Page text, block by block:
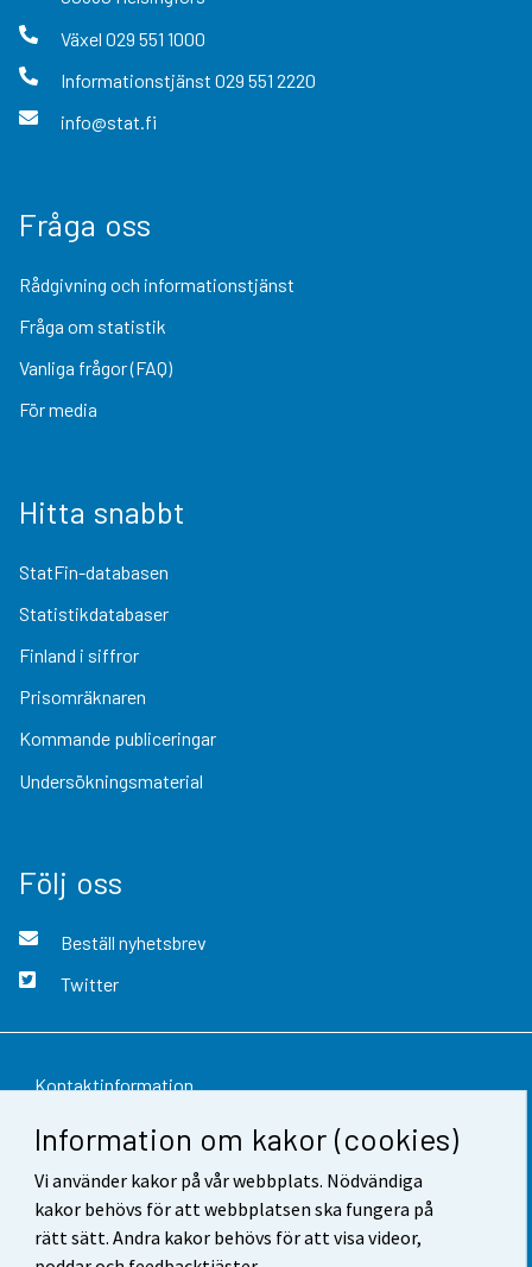
Information om kakor (cookies)
Vi använder kakor på vår webbplats. Nödvändiga
kakor behövs för att webbplatsen ska fungera på
rätt sätt. Andra kakor behövs för att visa videor,
Växel 029 551 1000
Informationstjänst 029 551 2220
info@stat.fi
Fråga oss
Rådgivning och informationstjänst
Fråga om statistik
Vanliga frågor (FAQ)
För media
Hitta snabbt
StatFin-databasen
Statistikdatabaser
Finland i siffror
Prisomräknaren
Kommande publiceringar
Undersökningsmaterial
Följ oss
Beställ nyhetsbrev
Twitter
Kontaktinformation
Respons
Användarvillkor
Dataskydd